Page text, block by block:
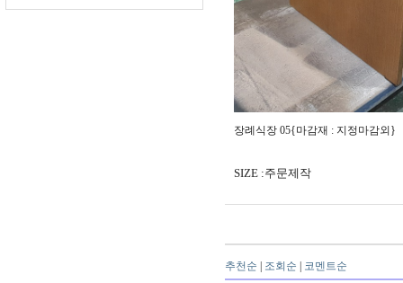
장례식장 05{마감재 : 지정마감외}
SIZE :주문제작
추천순 조회순 코멘트순